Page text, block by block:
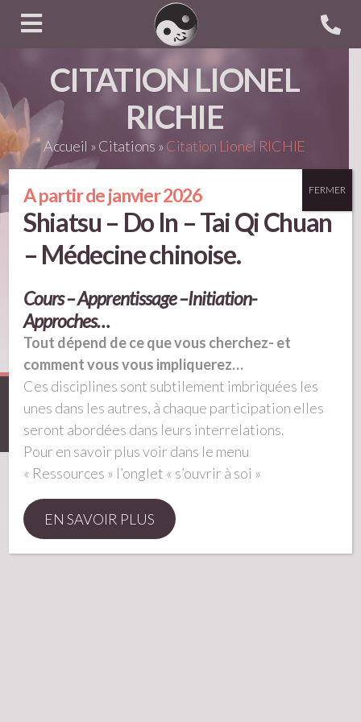
CITATION LIONEL
RICHIE
Accueil »Citations »Citation Lionel RICHIE
(Lionel RICHIE : Hello !)
© 2026Pierre François Boet – Shiatsu-Plan du site
Mentions légales- Site parMachin Machine
A partir de janvier 2026
Shiatsu – Do In – Tai Qi Chuan
– Médecine chinoise.
Cours – Apprentissage –Initiation-
Approches…
Tout dépend de ce que vous cherchez- et
comment vous vous impliquerez…
Ces disciplines sont subtilement imbriquées les
unes dans les autres, à chaque participation elles
seront abordées dans leurs interrelations.
Pour en savoir plus voir dans le menu
« Ressources » l’onglet « s’ouvrir à soi »
EN SAVOIR PLUS
FERMER